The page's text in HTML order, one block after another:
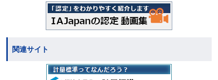
関連サイト